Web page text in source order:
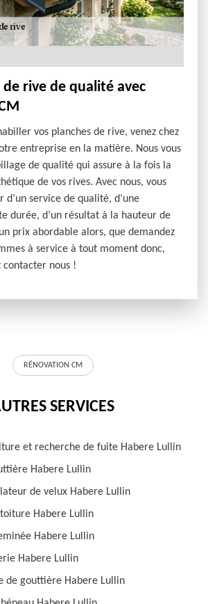
de rive de qualité avec
vos planches de rive, venez chez
entreprise en la matière. Nous vous
de qualité qui assure à la fois la
de vos rives. Avec nous, vous
d’un service de qualité, d’une
durée, d’un résultat à la hauteur de
prix abordable alors, que demandez
à service à tout moment donc,
contacter nous !
RÉNOVATION CM
SERVICES
et recherche de fuite Habere Lullin
Habere Lullin
de velux Habere Lullin
Habere Lullin
Habere Lullin
Habere Lullin
de gouttière Habere Lullin